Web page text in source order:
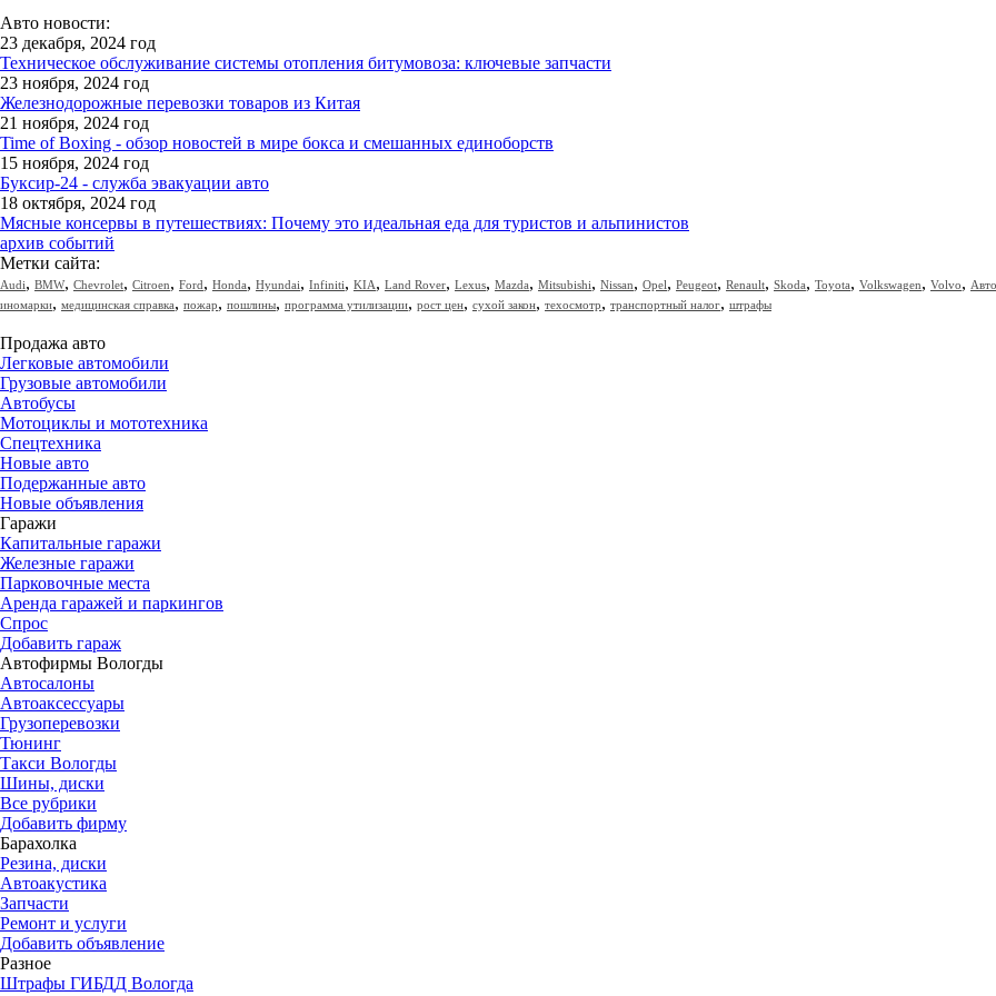
Авто новости:
23 декабря, 2024 год
Техническое обслуживание системы отопления битумовоза: ключевые запчасти
23 ноября, 2024 год
Железнодорожные перевозки товаров из Китая
21 ноября, 2024 год
Time of Boxing - обзор новостей в мире бокса и смешанных единоборств
15 ноября, 2024 год
Буксир-24 - служба эвакуации авто
18 октября, 2024 год
Мясные консервы в путешествиях: Почему это идеальная еда для туристов и альпинистов
архив событий
Метки сайта:
Audi, BMW, Chevrolet, Citroen, Ford, Honda, Hyundai, Infiniti, KIA, Land Rover, Lexus, Mazda, Mitsubishi, Nissan, Opel, Peugeot, Renault, Skoda, Toyota, Volkswagen, Volvo,
иномарки, медицинская справка, пожар, пошлины, программа утилизации, рост цен, сухой закон, техосмотр, транспортный налог, штрафы
Продажа авто
Легковые автомобили
Грузовые автомобили
Автобусы
Мотоциклы и мототехника
Спецтехника
Новые авто
Подержанные авто
Новые объявления
Гаражи
Капитальные гаражи
Железные гаражи
Парковочные места
Аренда гаражей и паркингов
Спрос
Добавить гараж
Автофирмы Вологды
Автосалоны
Автоаксессуары
Грузоперевозки
Тюнинг
Такси Вологды
Шины, диски
Все рубрики
Добавить фирму
Барахолка
Резина, диски
Автоакустика
Запчасти
Ремонт и услуги
Добавить объявление
Разное
Штрафы ГИБДД Вологда